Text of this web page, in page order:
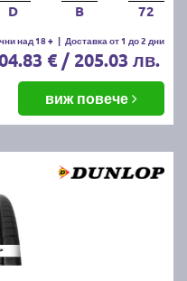
D B 72
над 18 + | Доставка от 1 до 2 дни
€ / 205.03 лв.
виж повече